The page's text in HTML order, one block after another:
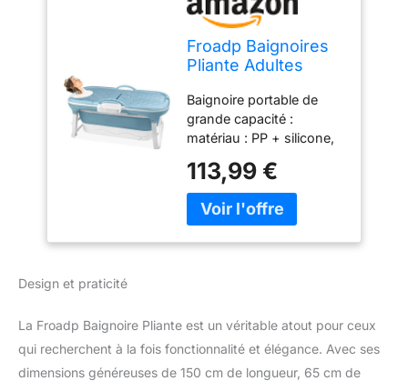
Froadp Baignoires
Pliante Adultes
Bathtubs avec
Couvercle &
Tablette & Mains
Courantes
Baignoire sur pied
Baignoire-Douche
Portable Sauna
Baignoire portable de
grande capacité :
matériau : PP + silicone,
blanc, dimensions
disponibles : 118 x 60 x
53 cm (avec main
Bathtubs sûrs et
durables : cette baignoire
pliable est fabriquée en
113,99 €
Design et praticité
La Froadp Baignoire Pliante est un véritable atout pour ceux
qui recherchent à la fois fonctionnalité et élégance. Avec ses
dimensions généreuses de 150 cm de longueur, 65 cm de